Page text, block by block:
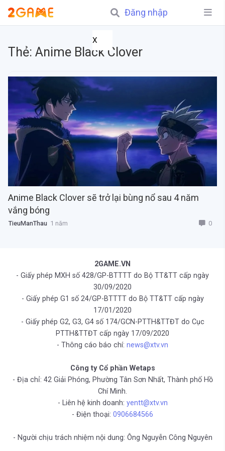
Đăng nhập
X
Thẻ: Anime Black Clover
Anime Black Clover sẽ trở lại bùng nổ sau 4 năm
vắng bóng
TieuManThau 1 năm 0
2GAME.VN
- Giấy phép MXH số 428/GP-BTTTT do Bộ TT&TT cấp ngày
30/09/2020
- Giấy phép G1 số 24/GP-BTTTT do Bộ TT&TT cấp ngày
17/01/2020
- Giấy phép G2, G3, G4 số 174/GCN-PTTH&TTĐT do Cục
PTTH&TTĐT cấp ngày 17/09/2020
- Thông cáo báo chí: news@xtv.vn
Công ty Cổ phần Wetaps
- Địa chỉ: 42 Giải Phóng, Phường Tân Sơn Nhất, Thành phố Hồ
Chí Minh.
- Liên hệ kinh doanh: yentt@xtv.vn
- Điện thoại: 0906684566
- Người chịu trách nhiệm nội dung: Ông Nguyễn Công Nguyên